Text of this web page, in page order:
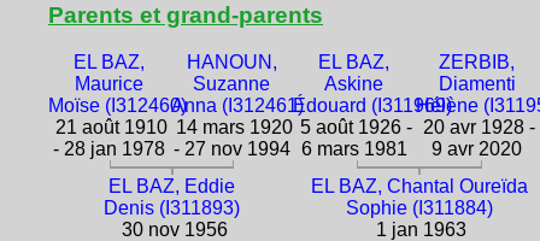
Parents et grand-parents
EL BAZ,
Maurice
Moïse (I312460)
21 août 1910
- 28 jan 1978
HANOUN,
Suzanne
Anna (I312461)
14 mars 1920
- 27 nov 1994
EL BAZ,
Askine
Édouard (I311969)
5 août 1926 -
6 mars 1981
ZERBIB,
Diamenti
Hélène
20 avr 1928 -
9 avr 2020
EL BAZ, Eddie
Denis (I311893)
30 nov 1956
EL BAZ, Chantal Oureïda
Sophie (I311884)
1 jan 1963